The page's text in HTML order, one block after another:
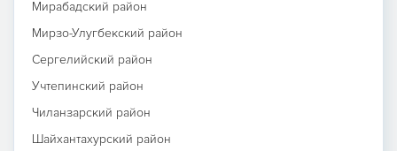
Мирабадский район
Мирзо-Улугбекский район
Сергелийский район
Учтепинский район
Чиланзарский район
Шайхантахурский район